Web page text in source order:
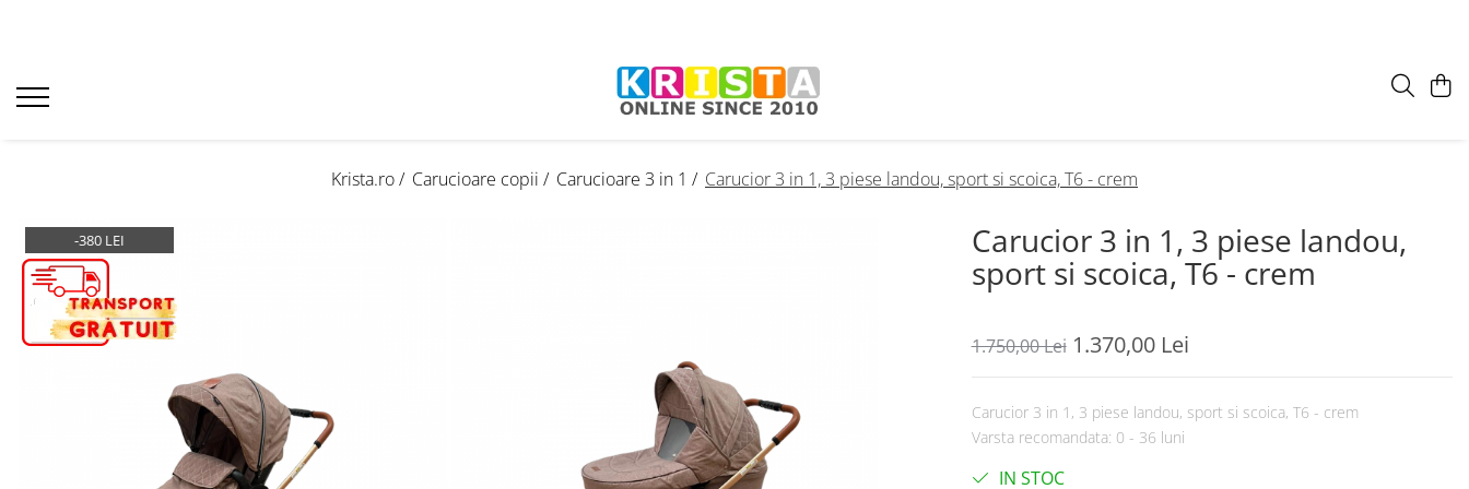
Krista.ro / Carucioare copii / Carucioare 3 in 1 / Carucior 3 in 1, 3 piese landou, sport si scoica, T6 - crem
-380 LEI Carucior 3 in 1, 3 piese landou,
sport si scoica, T6 - crem
1.750,00 Lei 1.370,00 Lei
Carucior 3 in 1, 3 piese landou, sport si scoica, T6 - crem
Varsta recomandata: 0 - 36 luni
IN STOC